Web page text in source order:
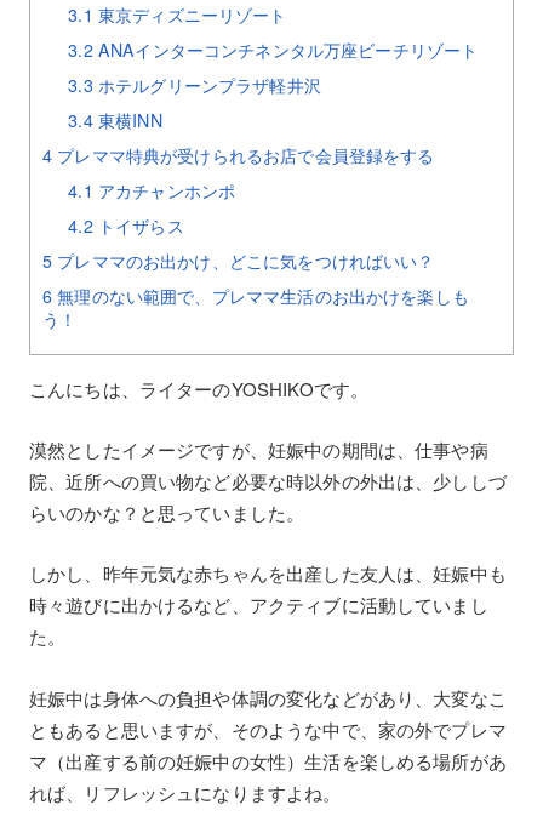
3.1 東京ディズニーリゾート
3.2ANAインターコンチネンタル万座ビーチリゾート
3.3ホテルグリーンプラザ軽井沢
3.4東横INN
4 プレママ特典が受けられるお店で会員登録をする
4.1 アカチャンホンポ
4.2トイザらス
5 プレママのお出かけ、どこに気をつければいい？
6 無理のない範囲で、プレママ生活のお出かけを楽しも
う！
こんにちは、ライターのYOSHIKOです。
漠然としたイメージですが、妊娠中の期間は、仕事や病
院、近所への買い物など必要な時以外の外出は、少ししづ
らいのかな？と思っていました。
しかし、昨年元気な赤ちゃんを出産した友人は、妊娠中も
時々遊びに出かけるなど、アクティブに活動していまし
た。
妊娠中は身体への負担や体調の変化などがあり、大変なこ
ともあると思いますが、そのような中で、家の外でプレマ
マ（出産する前の妊娠中の女性）生活を楽しめる場所があ
れば、リフレッシュになりますよね。